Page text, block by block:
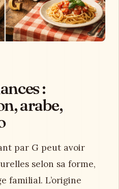
:
arabe,
par G peut avoir
selon sa forme,
familial. L’origine